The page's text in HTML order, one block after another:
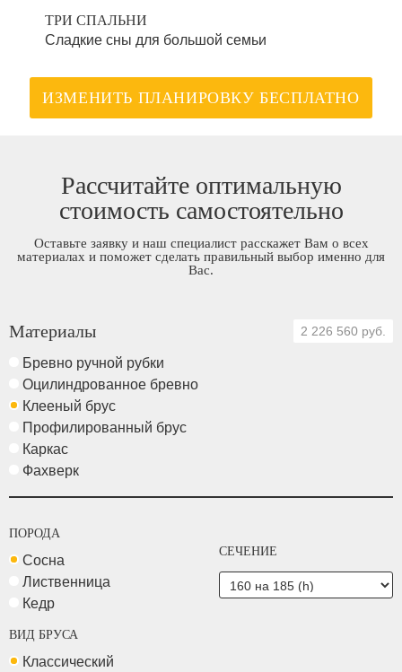
ТРИ СПАЛЬНИ
Сладкие сны для большой семьи
ИЗМЕНИТЬ ПЛАНИРОВКУ БЕСПЛАТНО
Рассчитайте оптимальную
стоимость самостоятельно
Оставьте заявку и наш специалист расскажет Вам о всех
материалах и поможет сделать правильный выбор именно для
Вас.
Материалы 2 226 560 руб.
Бревно ручной рубки
Оцилиндрованное бревно
Клееный брус
Профилированный брус
Каркас
Фахверк
ПОРОДА
Сосна
Лиственница
Кедр
СЕЧЕНИЕ
ВИД БРУСА
Классический